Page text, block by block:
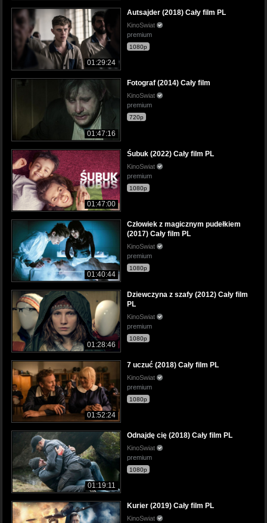
01:29:24
Autsajder (2018) Cały film PL
KinoSwiat
premium
1080p
01:47:16
Fotograf (2014) Cały film
KinoSwiat
premium
720p
01:47:00
Śubuk (2022) Cały film PL
KinoSwiat
premium
1080p
01:40:44
Człowiek z magicznym pudełkiem
(2017) Cały film PL
KinoSwiat
premium
1080p
01:28:46
Dziewczyna z szafy (2012) Cały film
PL
KinoSwiat
premium
1080p
01:52:24
7 uczuć (2018) Cały film PL
KinoSwiat
premium
1080p
01:19:11
Odnajdę cię (2018) Cały film PL
KinoSwiat
premium
1080p
Kurier (2019) Cały film PL
KinoSwiat